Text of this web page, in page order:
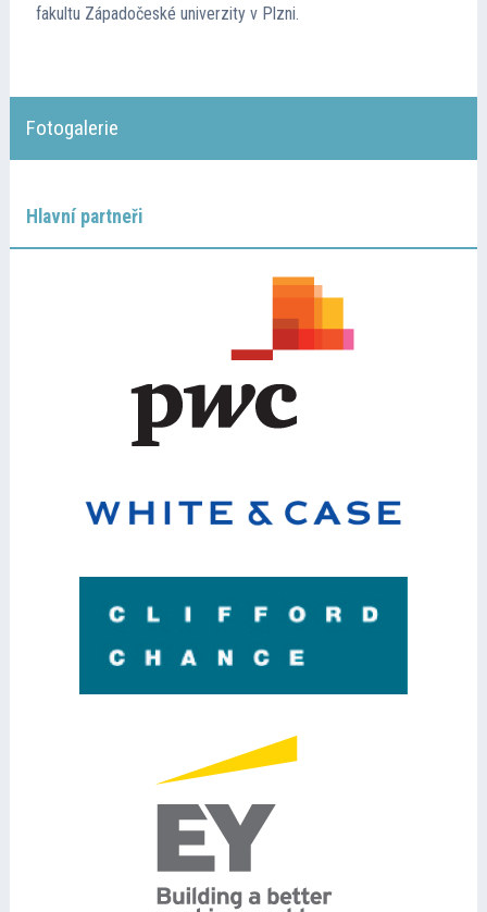
fakultu Západočeské univerzity v Plzni.
Fotogalerie
Hlavní partneři